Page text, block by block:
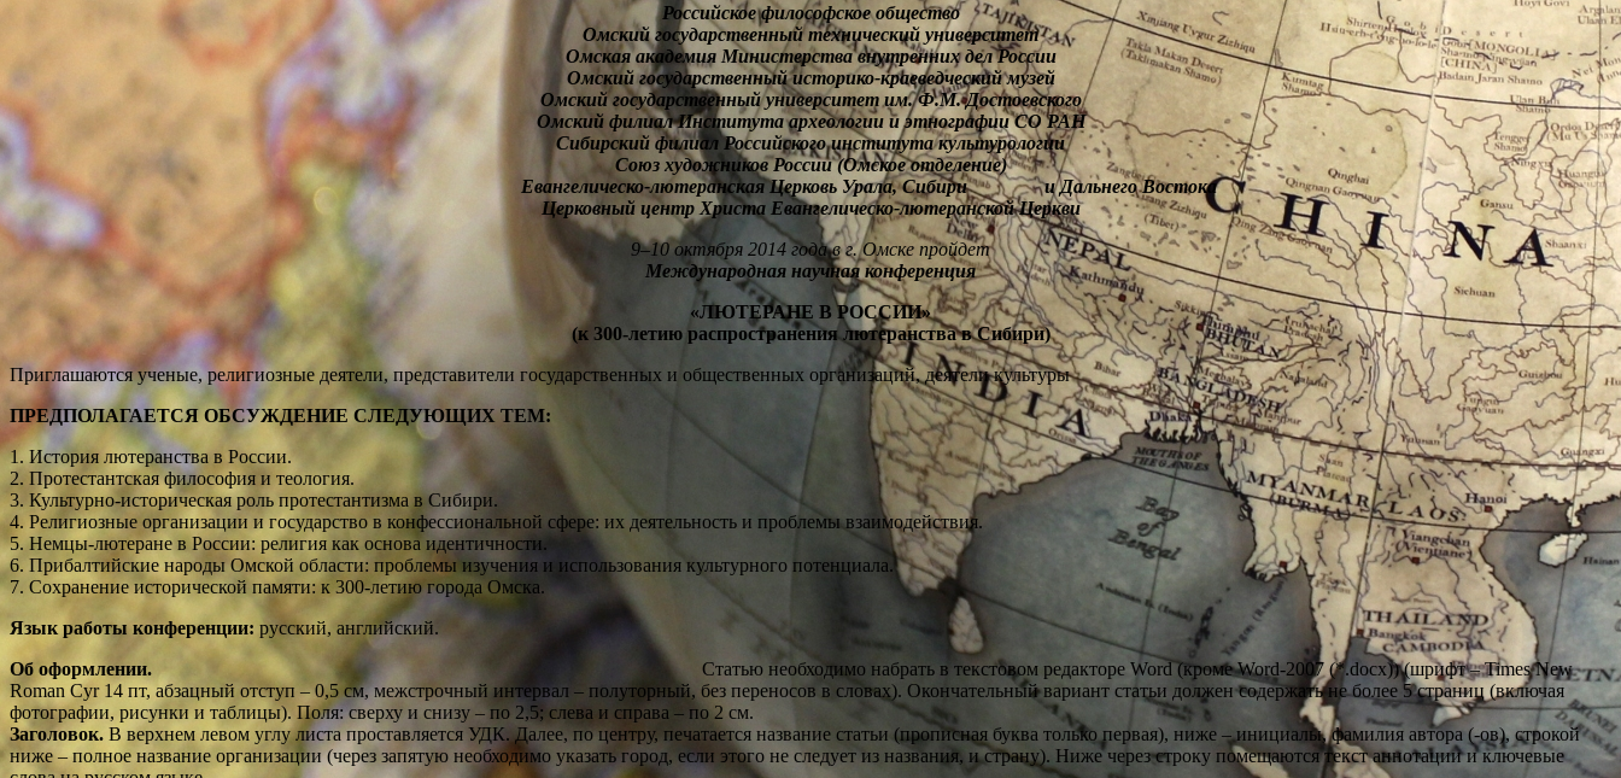
Российское философское общество
Омский государственный технический университет
Омская академия Министерства внутренних дел России
Омский государственный историко-краеведческий музей
Омский государственный университет им. Ф.М. Достоевского
Омский филиал Института археологии и этнографии СО РАН
Сибирский филиал Российского института культурологии
Союз художников России (Омское отделение)
Евангелическо-лютеранская Церковь Урала, Сибири и Дальнего Востока
Церковный центр Христа Евангелическо-лютеранской Церкви
9–10 октября 2014 года в г. Омске пройдет
Международная научная конференция
«ЛЮТЕРАНЕ В РОССИИ»
(к 300-летию распространения лютеранства в Сибири)
Приглашаются ученые, религиозные деятели, представители государственных и общественных организаций, деятели культуры
ПРЕДПОЛАГАЕТСЯ ОБСУЖДЕНИЕ СЛЕДУЮЩИХ ТЕМ:
1. История лютеранства в России.
2. Протестантская философия и теология.
3. Культурно-историческая роль протестантизма в Сибири.
4. Религиозные организации и государство в конфессиональной сфере: их деятельность и проблемы взаимодействия.
5. Немцы-лютеране в России: религия как основа идентичности.
6. Прибалтийские народы Омской области: проблемы изучения и использования культурного потенциала.
7. Сохранение исторической памяти: к 300-летию города Омска.
Язык работы конференции: русский, английский.
Об оформлении. Статью необходимо набрать в текстовом редакторе Word (кроме Word-2007 (*.docx)) (шрифт – Times New
Roman Cyr 14 пт, абзацный отступ – 0,5 см, межстрочный интервал – полуторный, без переносов в словах). Окончательный вариант статьи должен содержать не более 5 страниц (включая
фотографии, рисунки и таблицы). Поля: сверху и снизу – по 2,5; слева и справа – по 2 см.
Заголовок. В верхнем левом углу листа проставляется УДК. Далее, по центру, печатается название статьи (прописная буква только первая), ниже – инициалы, фамилия автора (-ов), строкой
ниже – полное название организации (через запятую необходимо указать город, если этого не следует из названия, и страну). Ниже через строку помещаются текст аннотации и ключевые